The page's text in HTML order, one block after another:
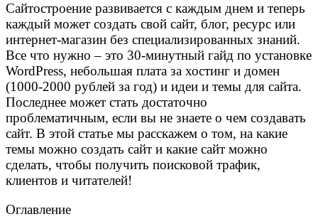
Сайтостроение развивается с каждым днем и теперь
каждый может создать свой сайт, блог, ресурс или
интернет-магазин без специализированных знаний.
Все что нужно – это 30-минутный гайд по установке
WordPress, небольшая плата за хостинг и домен
(1000-2000 рублей за год) и идеи и темы для сайта.
Последнее может стать достаточно
проблематичным, если вы не знаете о чем создавать
сайт. В этой статье мы расскажем о том, на какие
темы можно создать сайт и какие сайт можно
сделать, чтобы получить поисковой трафик,
клиентов и читателей!
Оглавление